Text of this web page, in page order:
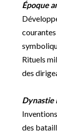
Époque
courantes
Rituels
des
Dynastie
des